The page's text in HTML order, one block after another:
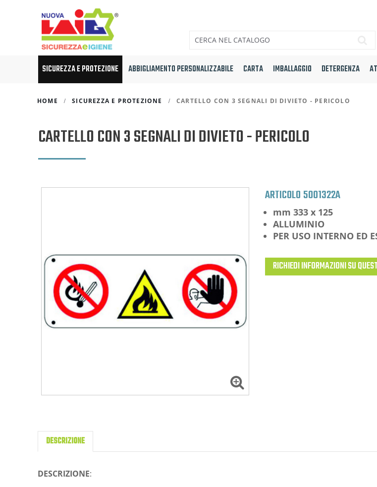
SICUREZZA E PROTEZIONE ABBIGLIAMENTO PERSONALIZZABILE CARTA IMBALLAGGIO DETERGENZA
HOME SICUREZZA E PROTEZIONE CARTELLO CON 3 SEGNALI DI DIVIETO - PERICOLO
CARTELLO CON 3 SEGNALI DI DIVIETO - PERICOLO
ARTICOLO 5001322A
mm 333 x 125
ALLUMINIO
PER USO INTERNO ED
RICHIEDI INFORMAZIONI SU
DESCRIZIONE
DESCRIZIONE: